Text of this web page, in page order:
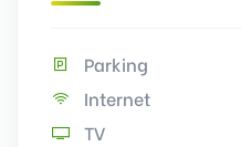
Parking
Internet
TV